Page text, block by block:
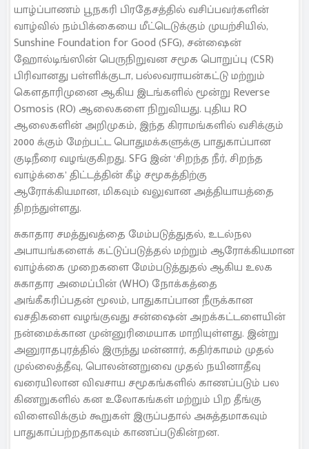
யாழ்ப்பாணம் பூநகரி பிரதேசத்தில் வசிப்பவர்களின்
வாழ்வில் நம்பிக்கையை மீட்டெடுக்கும் முயற்சியில்,
Sunshine Foundation for Good (SFG), சன்ஷைன்
ஹோல்டிங்ஸின் பெருநிறுவன சமூக பொறுப்பு (CSR)
பிரிவானது பள்ளிக்குடா, பல்லவராயன்கட்டு மற்றும்
கௌதாரிமுனை ஆகிய இடங்களில் மூன்று Reverse
Osmosis (RO) ஆலைகளை நிறுவியது. புதிய RO
ஆலைகளின் அறிமுகம், இந்த கிராமங்களில் வசிக்கும்
2000 க்கும் மேற்பட்ட பொதுமக்களுக்கு பாதுகாப்பான
குடிநீரை வழங்குகிறது. SFG இன் ‘சிறந்த நீர், சிறந்த
வாழ்க்கை’ திட்டத்தின் கீழ் சமூகத்திற்கு
ஆரோக்கியமான, மிகவும் வலுவான அத்தியாயத்தை
திறந்துள்ளது.
சுகாதார சமத்துவத்தை மேம்படுத்துதல், உடல்நல
அபாயங்களைக் கட்டுப்படுத்தல் மற்றும் ஆரோக்கியமான
வாழ்க்கை முறைகளை மேம்படுத்துதல் ஆகிய உலக
சுகாதார அமைப்பின் (WHO) நோக்கத்தை
அங்கீகரிப்பதன் மூலம், பாதுகாப்பான நீருக்கான
வசதிகளை வழங்குவது சன்ஷைன் அறக்கட்டளையின்
நன்மைக்கான முன்னுரிமையாக மாறியுள்ளது. இன்று
அனுராதபுரத்தில் இருந்து மன்னார், கதிர்காமம் முதல்
முல்லைத்தீவு, பொலன்னறுவை முதல் நயினாதீவு
வரையிலான விவசாய சமூகங்களில் காணப்படும் பல
கிணறுகளில் கன உலோகங்கள் மற்றும் பிற தீங்கு
விளைவிக்கும் கூறுகள் இருப்பதால் அசுத்தமாகவும்
பாதுகாப்பற்றதாகவும் காணப்படுகின்றன.